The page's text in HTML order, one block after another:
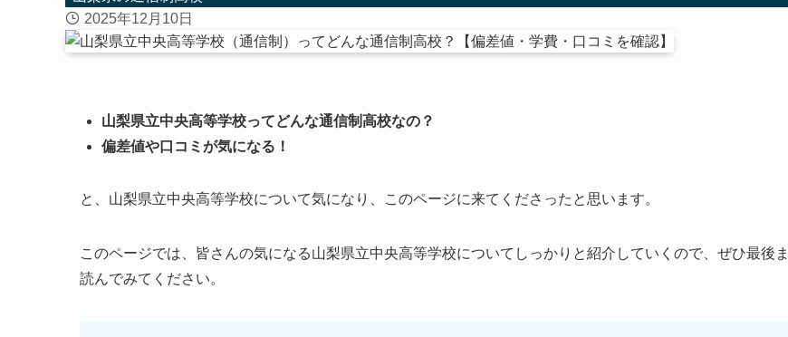
2025年12月10日
山梨県立中央高等学校ってどんな通信制高校なの？
偏差値や口コミが気になる！
と、山梨県立中央高等学校について気になり、このページに来てくださったと思います。
このページでは、皆さんの気になる山梨県立中央高等学校についてしっかりと紹介していくので、ぜひ最後
読んでみてください。